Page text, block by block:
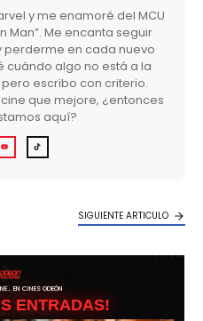
y me enamoré del MCU
Man”. Me encanta seguir
perderme en cada nuevo
cuándo algo no está a la
escribo con criterio.
que mejore, ¿entonces
aquí?
SIGUIENTE ARTICULO
EN CINES ODEÓN
ENTRADAS!